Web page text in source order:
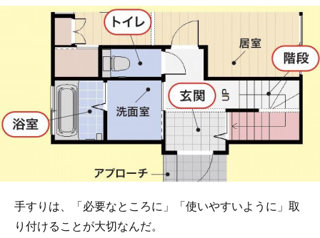
手すりは、「必要なところに」「使いやすいように」取
り付けることが大切なんだ。